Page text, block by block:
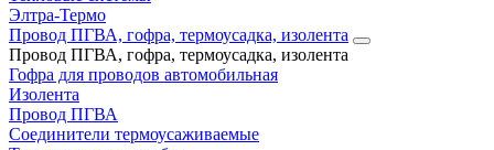
Элтра-Термо
Провод ПГВА, гофра, термоусадка, изолента
Провод ПГВА, гофра, термоусадка, изолента
Гофра для проводов автомобильная
Изолента
Провод ПГВА
Соединители термоусаживаемые